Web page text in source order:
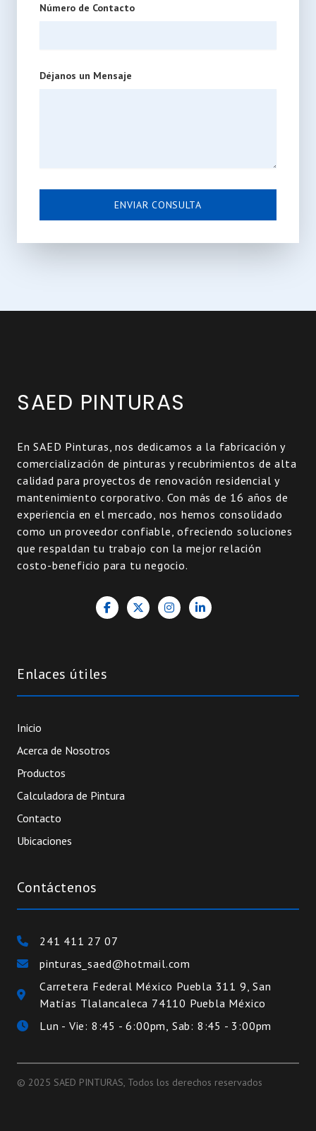
Número de Contacto
Déjanos un Mensaje
ENVIAR CONSULTA
SAED PINTURAS
En SAED Pinturas, nos dedicamos a la fabricación y
comercialización de pinturas y recubrimientos de alta
calidad para proyectos de renovación residencial y
mantenimiento corporativo. Con más de 16 años de
experiencia en el mercado, nos hemos consolidado
como un proveedor confiable, ofreciendo soluciones
que respaldan tu trabajo con la mejor relación
costo-beneficio para tu negocio.
Enlaces útiles
Inicio
Acerca de Nosotros
Productos
Calculadora de Pintura
Contacto
Ubicaciones
Contáctenos
241 411 27 07
pinturas_saed@hotmail.com
Carretera Federal México Puebla 311 9, San
Matías Tlalancaleca 74110 Puebla México
Lun - Vie: 8:45 - 6:00pm, Sab: 8:45 - 3:00pm
© 2025 SAED PINTURAS, Todos los derechos reservados